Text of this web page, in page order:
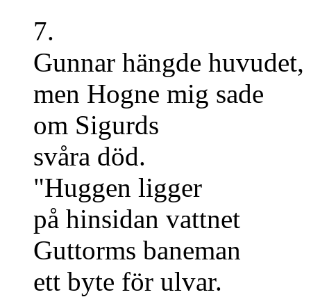
7.
Gunnar hängde huvudet,
men Hogne mig sade
om Sigurds
svåra död.
"Huggen ligger
på hinsidan vattnet
Guttorms baneman
ett byte för ulvar.